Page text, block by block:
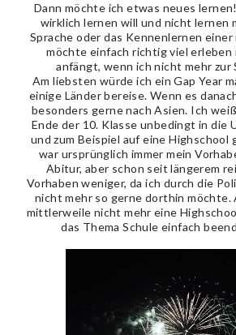
Dann möchte ich etwas neues
wirklich lernen will und nicht lernen
Sprache oder das Kennenlernen
möchte einfach richtig viel erleben
anfängt, wenn ich nicht mehr zur
Am liebsten würde ich ein Gap Year
einige Länder bereise. Wenn es
besonders gerne nach Asien. Ich
Ende der 10. Klasse unbedingt in die
und zum Beispiel auf eine Highschool
war ursprünglich immer mein
Abitur, aber schon seit längerem
Vorhaben weniger, da ich durch die
nicht mehr so gerne dorthin möchte.
mittlerweile nicht mehr eine
das Thema Schule einfach